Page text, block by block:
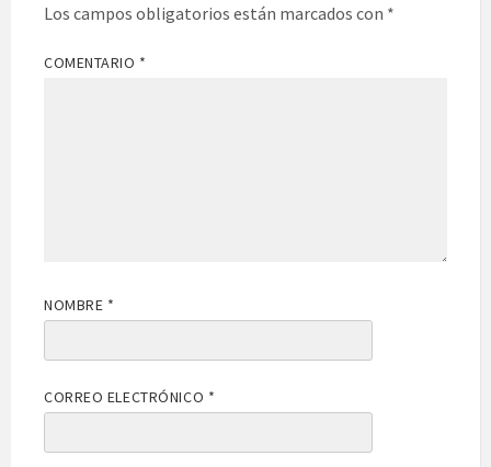
Los campos obligatorios están marcados con *
COMENTARIO *
NOMBRE *
CORREO ELECTRÓNICO *